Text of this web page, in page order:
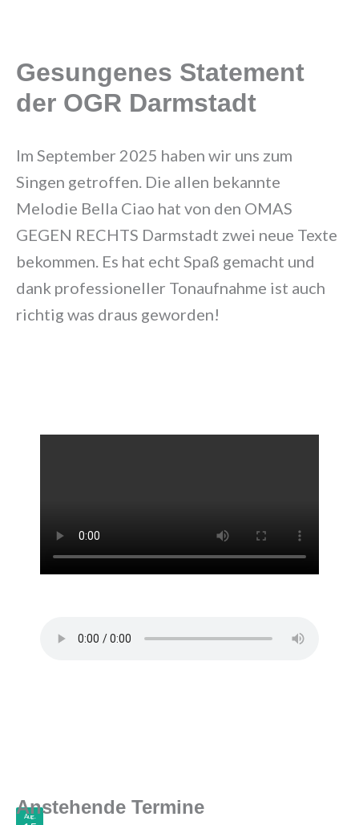
Gesungenes Statement
der OGR Darmstadt
Im September 2025 haben wir uns zum
Singen getroffen. Die allen bekannte
Melodie Bella Ciao hat von den OMAS
GEGEN RECHTS Darmstadt zwei neue Texte
bekommen. Es hat echt Spaß gemacht und
dank professioneller Tonaufnahme ist auch
richtig was draus geworden!
Anstehende Termine
Aug.